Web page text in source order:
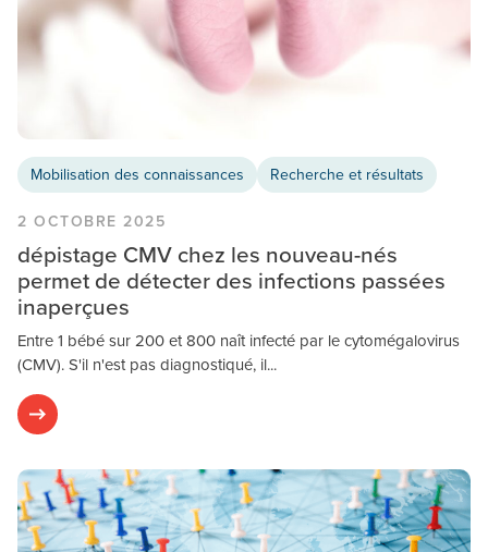
Mobilisation des connaissances Recherche et résultats
2 OCTOBRE 2025
dépistage CMV chez les nouveau-nés
permet de détecter des infections passées
inaperçues
Entre 1 bébé sur 200 et 800 naît infecté par le cytomégalovirus
(CMV). S'il n'est pas diagnostiqué, il...